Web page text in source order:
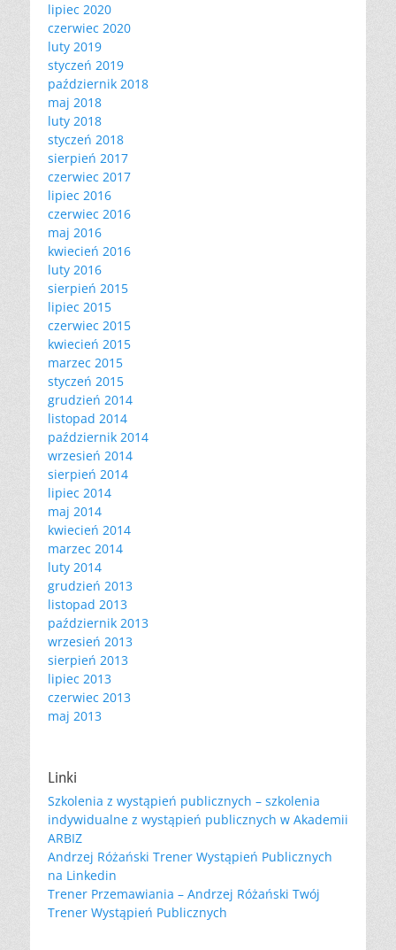
lipiec 2020
czerwiec 2020
luty 2019
styczeń 2019
październik 2018
maj 2018
luty 2018
styczeń 2018
sierpień 2017
czerwiec 2017
lipiec 2016
czerwiec 2016
maj 2016
kwiecień 2016
luty 2016
sierpień 2015
lipiec 2015
czerwiec 2015
kwiecień 2015
marzec 2015
styczeń 2015
grudzień 2014
listopad 2014
październik 2014
wrzesień 2014
sierpień 2014
lipiec 2014
maj 2014
kwiecień 2014
marzec 2014
luty 2014
grudzień 2013
listopad 2013
październik 2013
wrzesień 2013
sierpień 2013
lipiec 2013
czerwiec 2013
maj 2013
Linki
Szkolenia z wystąpień publicznych – szkolenia
indywidualne z wystąpień publicznych w Akademii
ARBIZ
Andrzej Różański Trener Wystąpień Publicznych
na Linkedin
Trener Przemawiania – Andrzej Różański Twój
Trener Wystąpień Publicznych